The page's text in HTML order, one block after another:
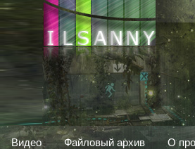
Видео Файловый архив О